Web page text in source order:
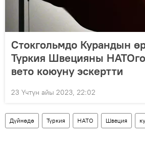
Стокгольмдо Курандын
Түркия Швецияны
вето коюуну эскертти
23 Үчтүн айы 2023, 22:02
Дүйнөдө Түркия НАТО Швеция